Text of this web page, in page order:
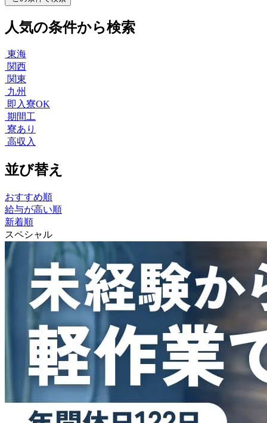
人気の条件から検索
東海
関西
関東
九州
即入寮OK
期間工
寮あり
高収入
並び替え
おすすめ順
給与が高い順
新着順
スペシャル